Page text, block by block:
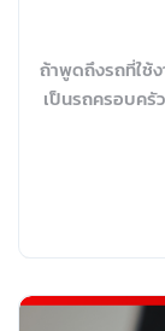
ถ้าพูดถึงรถที่ใช้
เป็นรถครอบค